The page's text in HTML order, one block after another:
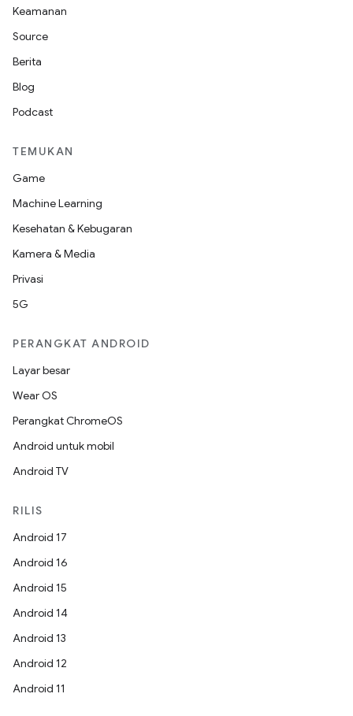
Keamanan
Source
Berita
Blog
Podcast
TEMUKAN
Game
Machine Learning
Kesehatan & Kebugaran
Kamera & Media
Privasi
5G
PERANGKAT ANDROID
Layar besar
Wear OS
Perangkat ChromeOS
Android untuk mobil
Android TV
RILIS
Android 17
Android 16
Android 15
Android 14
Android 13
Android 12
Android 11